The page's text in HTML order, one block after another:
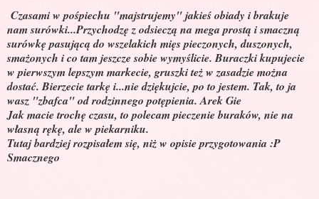
Czasami w pośpiechu "majstrujemy" jakieś obiady i brakuje
nam surówki...Przychodzę z odsieczą na mega prostą i smaczną
surówkę pasującą do wszelakich mięs pieczonych, duszonych,
smażonych i co tam jeszcze sobie wymyślicie. Buraczki kupujecie
w pierwszym lepszym markecie, gruszki też w zasadzie można
dostać. Bierzecie tarkę i...nie dziękujcie, po to jestem. Tak, to ja
wasz "zbafca" od rodzinnego potępienia. Arek Gie
Jak macie trochę czasu, to polecam pieczenie buraków, nie na
własną rękę, ale w piekarniku.
Tutaj bardziej rozpisałem się, niż w opisie przygotowania :P
Smacznego